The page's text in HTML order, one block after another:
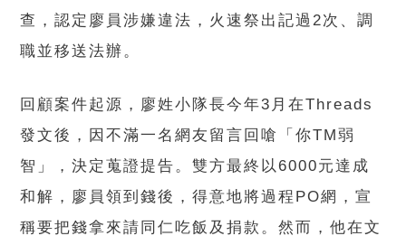
查，認定廖員涉嫌違法，火速祭出記過2次、調
職並移送法辦。
回顧案件起源，廖姓小隊長今年3月在Threads
發文後，因不滿一名網友留言回嗆「你TM弱
智」，決定蒐證提告。雙方最終以6000元達成
和解，廖員領到錢後，得意地將過程PO網，宣
稱要把錢拿來請同仁吃飯及捐款。然而，他在文